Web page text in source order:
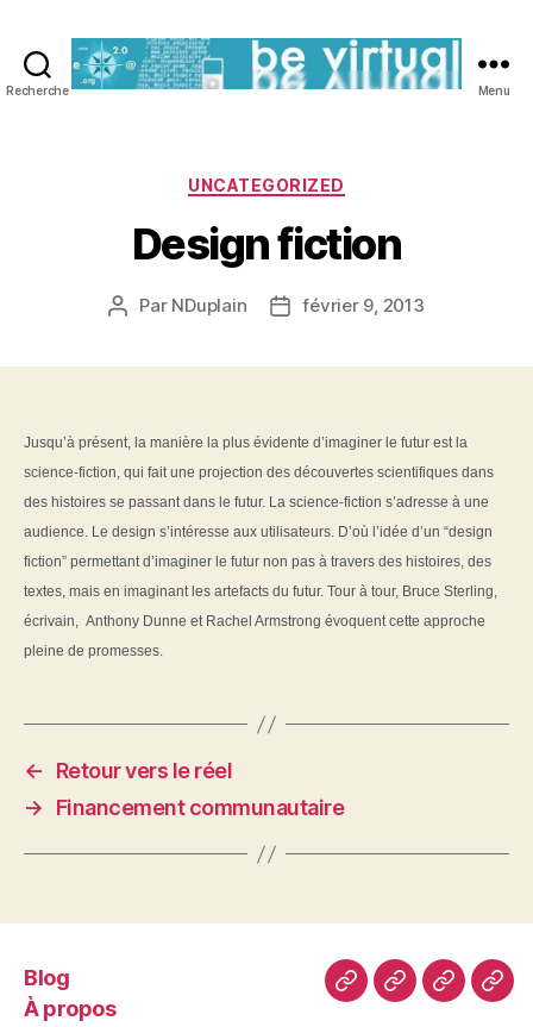
Recherche Menu
Catégories
UNCATEGORIZED
Design fiction
Auteur
Par NDuplain
Datefévrier 9, 2013
Jusqu’à présent, la manière la plus évidente d’imaginer le futur est la
science-fiction, qui fait une projection des découvertes scientifiques dans
des histoires se passant dans le futur. La science-fiction s’adresse à une
audience. Le design s’intéresse aux utilisateurs. D’où l’idée d’un “design
fiction” permettant d’imaginer le futur non pas à travers des histoires, des
textes, mais en imaginant les artefacts du futur. Tour à tour, Bruce Sterling,
écrivain, Anthony Dunne et Rachel Armstrong évoquent cette approche
pleine de promesses.
←
Retour vers le réel
→
Financement communautaire
Blog
À propos
BlogÀ
VirtuelLe